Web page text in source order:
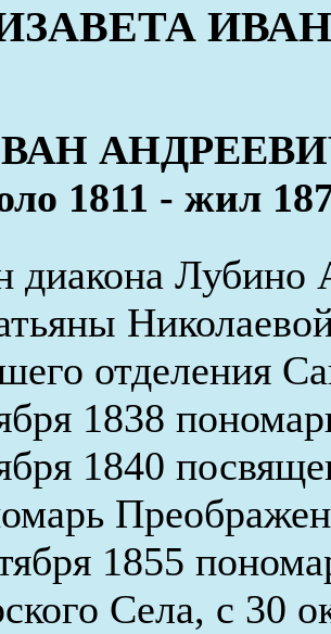
1811 - жил
диакона Лубино
отделения
1838
1840
1855
Села, с 30